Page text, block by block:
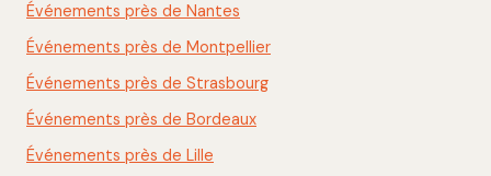
Événements près de Nantes
Événements près de Montpellier
Événements près de Strasbourg
Événements près de Bordeaux
Événements près de Lille